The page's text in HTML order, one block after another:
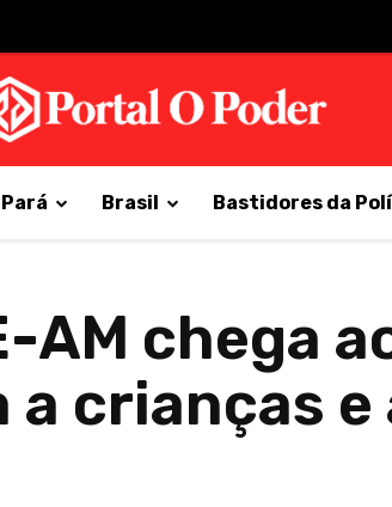
Pará Brasil Bastidores da
chega
crianças